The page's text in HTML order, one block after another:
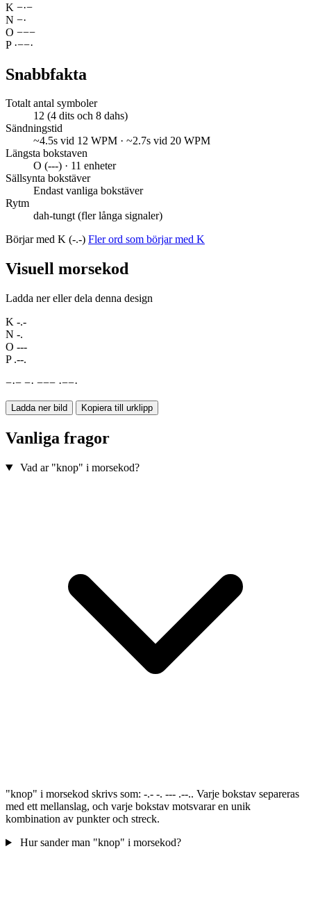
K −·−
N −·
O −−−
P ·−−·
Snabbfakta
Totalt antal symboler
12 (4 dits och 8 dahs)
Sändningstid
~4.5s vid 12 WPM · ~2.7s vid 20 WPM
Längsta bokstaven
O (---) · 11 enheter
Sällsynta bokstäver
Endast vanliga bokstäver
Rytm
dah-tungt (fler långa signaler)
Börjar med K (-.-) Fler ord som börjar med K
Visuell morsekod
Ladda ner eller dela denna design
K -.-
N -.
O ---
P .--.
−·− −· −−− ·−−·
Ladda ner bild Kopiera till urklipp
Vanliga fragor
Vad ar "knop" i morsekod?
"knop" i morsekod skrivs som: -.- -. --- .--.. Varje bokstav separeras
med ett mellanslag, och varje bokstav motsvarar en unik
kombination av punkter och streck.
Hur sander man "knop" i morsekod?